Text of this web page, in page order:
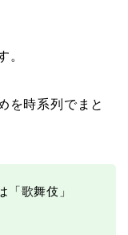
。
を時系列でまと
「歌舞伎」